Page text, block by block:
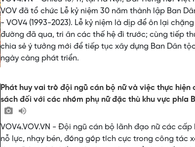
VOV đã tổ chức Lễ kỷ niệm 30 năm thành lập Ban
- VOV4 (1993-2023). Lễ kỷ niệm là dịp để ôn lại chặng
đường đã qua, tri ân các thế hệ đi trước; cùng tiếp
chia sẻ ý tưởng mới để tiếp tục xây dựng Ban Dân
ngày càng phát triển.
Phát huy vai trò đội ngũ cán bộ nữ và việc thực hiện
sách đối với các nhóm phụ nữ đặc thù khu vực phía
VOV4.VOV.VN - Đội ngũ cán bộ lãnh đạo nữ các cấp
nỗ lực, nhạy bén, đóng góp tích cực trong công tác